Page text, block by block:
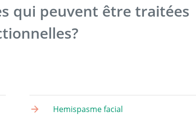
qui peuvent être traitées
Hemispasme facial